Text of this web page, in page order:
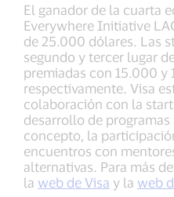
El ganador de la cuarta
Everywhere Initiative
de 25.000 dólares. Las
segundo y tercer lugar
premiadas con 15.000 y
respectivamente. Visa
colaboración con la
desarrollo de
concepto, la
encuentros con
alternativas. Para más
la web de Visa y la web